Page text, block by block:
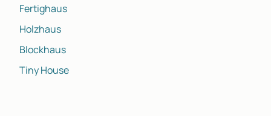
Fertighaus
Holzhaus
Blockhaus
Tiny House